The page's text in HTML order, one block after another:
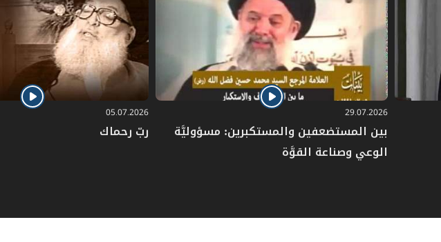
29.07.2026
بين المستضعفين والمستكبرين: مسؤوليَّة
الوعي وصناعة القوَّة
05.07.2026
ربّ رحماك